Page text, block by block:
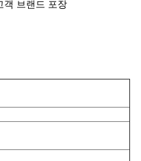
객 브랜드 포장